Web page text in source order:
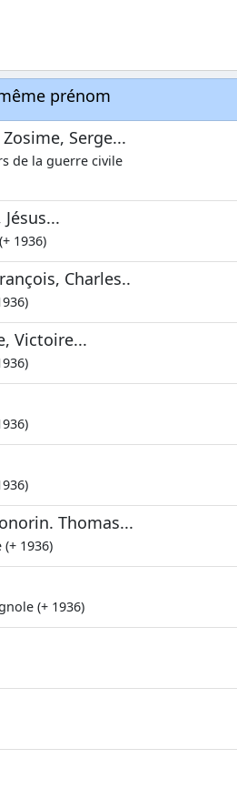
prénom
Serge...
de la guerre civile
1936)
Charles..
Victoire...
Thomas...
1936)
(+ 1936)